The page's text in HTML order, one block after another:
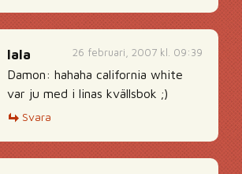
26 februari, 2007 kl. 09:39
lala
Damon: hahaha california white
var ju med i linas kvällsbok ;)
Svara